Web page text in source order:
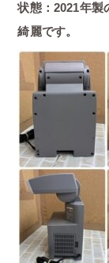
状態：2021年製
綺麗です。